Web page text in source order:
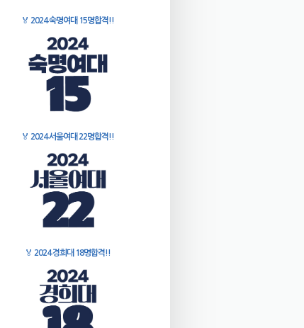
🏅 2024 숙명여대 15명합격!!
🏅 2024 서울여대 22명합격!!
🏅 2024 경희대 18명합격!!